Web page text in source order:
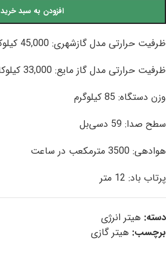
افزودن به سبد خرید
ظرفیت حرارتی مدل گازشهری: 45,000 کیلوکالری در ساعت
ظرفیت حرارتی مدل گاز مایع: 33,000 کیلوکالری در ساعت
وزن دستگاه: 85 کیلوگرم
سطح صدا: 59 دسی‌بل
هوادهی: 3500 مترمکعب در ساعت
پرتاب باد: 12 متر
دسته: هیتر انرژی
برچسب: هیتر گازی